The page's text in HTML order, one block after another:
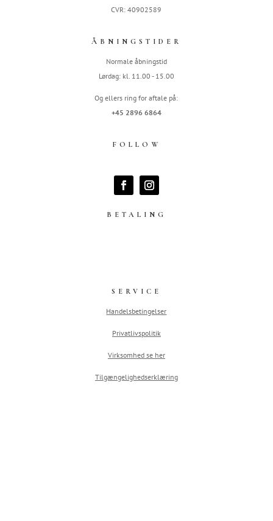
CVR: 40902589
ÅBNINGSTIDER
Normale åbningstid
Lørdag: kl. 11.00 - 15.00
Og ellers ring for aftale på:
+45 2896 6864
FOLLOW
BETALING
SERVICE
Handelsbetingelser
Privatlivspolitik
Virksomhed se her
Tilgængelighedserklæring